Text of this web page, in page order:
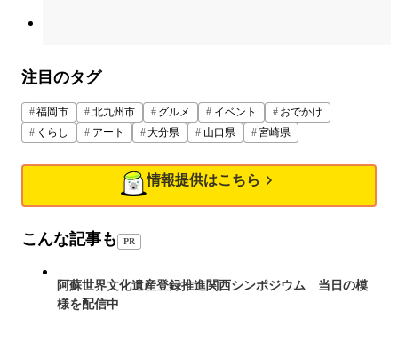
注目のタグ
福岡市 北九州市 グルメ イベント
おでかけ
くらし
アート 大分県 山口県 宮崎県
情報提供はこちら
こんな記事も PR
阿蘇世界文化遺産登録推進関西シンポジウム 当日の模
様を配信中